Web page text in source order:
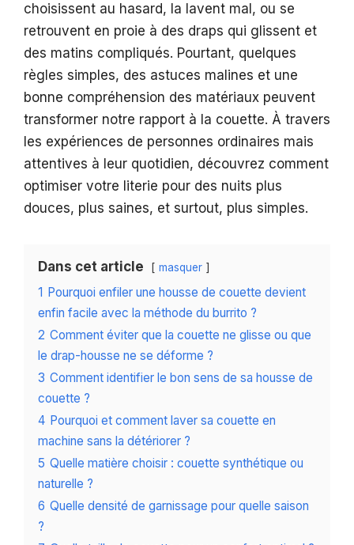
choisissent au hasard, la lavent mal, ou se
retrouvent en proie à des draps qui glissent et
des matins compliqués. Pourtant, quelques
règles simples, des astuces malines et une
bonne compréhension des matériaux peuvent
transformer notre rapport à la couette. À travers
les expériences de personnes ordinaires mais
attentives à leur quotidien, découvrez comment
optimiser votre literie pour des nuits plus
douces, plus saines, et surtout, plus simples.
Dans cet article masquer
1 Pourquoi enfiler une housse de couette devient
enfin facile avec la méthode du burrito ?
2 Comment éviter que la couette ne glisse ou que
le drap-housse ne se déforme ?
3 Comment identifier le bon sens de sa housse de
couette ?
4 Pourquoi et comment laver sa couette en
machine sans la détériorer ?
5 Quelle matière choisir : couette synthétique ou
naturelle ?
6 Quelle densité de garnissage pour quelle saison
?